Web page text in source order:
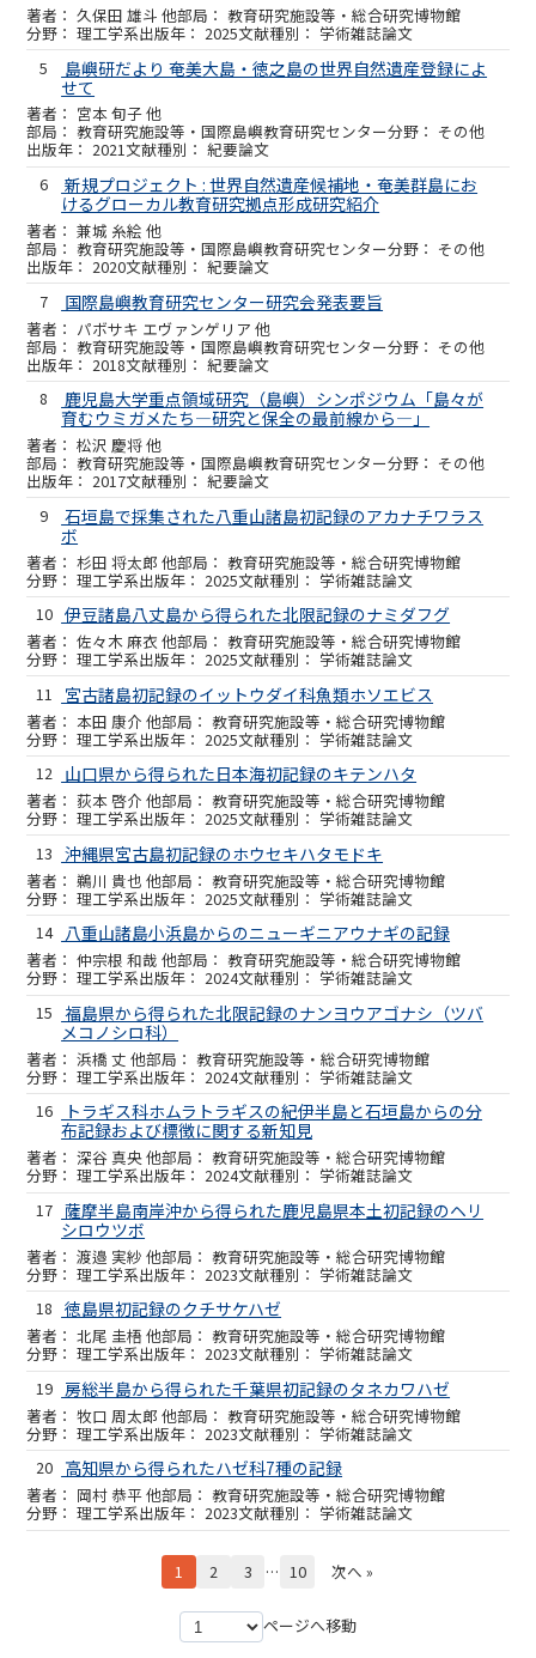
久保田 雄斗 他 教育研究施設等・総合研究博物館
理工学系 2025
学術雑誌論文
5
島嶼研だより 奄美大島・徳之島の世界自然遺産登録によ
せて
宮本 旬子 他
教育研究施設等・国際島嶼教育研究センター その他
2021
紀要論文
6
新規プロジェクト : 世界自然遺産候補地・奄美群島にお
けるグローカル教育研究拠点形成研究紹介
兼城 糸絵 他
教育研究施設等・国際島嶼教育研究センター その他
2020
紀要論文
7
国際島嶼教育研究センター研究会発表要旨
パボサキ エヴァンゲリア 他
教育研究施設等・国際島嶼教育研究センター その他
2018
紀要論文
8
鹿児島大学重点領域研究（島嶼）シンポジウム「島々が
育むウミガメたち―研究と保全の最前線から―」
松沢 慶将 他
教育研究施設等・国際島嶼教育研究センター その他
2017
紀要論文
9
石垣島で採集された八重山諸島初記録のアカナチワラス
ボ
杉田 将太郎 他 教育研究施設等・総合研究博物館
理工学系 2025
学術雑誌論文
10 伊豆諸島八丈島から得られた北限記録のナミダフグ
佐々木 麻衣 他 教育研究施設等・総合研究博物館
理工学系 2025
学術雑誌論文
11
宮古諸島初記録のイットウダイ科魚類ホソエビス
本田 康介 他 教育研究施設等・総合研究博物館
理工学系 2025
学術雑誌論文
12 山口県から得られた日本海初記録のキテンハタ
荻本 啓介 他 教育研究施設等・総合研究博物館
理工学系 2025
学術雑誌論文
13 沖縄県宮古島初記録のホウセキハタモドキ
鵜川 貴也 他 教育研究施設等・総合研究博物館
理工学系 2025
学術雑誌論文
14 八重山諸島小浜島からのニューギニアウナギの記録
仲宗根 和哉 他 教育研究施設等・総合研究博物館
理工学系 2024
学術雑誌論文
15 福島県から得られた北限記録のナンヨウアゴナシ（ツバ
メコノシロ科）
浜橋 丈 他 教育研究施設等・総合研究博物館
理工学系 2024
学術雑誌論文
16
トラギス科ホムラトラギスの紀伊半島と石垣島からの分
布記録および標徴に関する新知見
深谷 真央 他 教育研究施設等・総合研究博物館
理工学系 2024
学術雑誌論文
17 薩摩半島南岸沖から得られた鹿児島県本土初記録のヘリ
シロウツボ
渡邉 実紗 他 教育研究施設等・総合研究博物館
理工学系 2023
学術雑誌論文
18 徳島県初記録のクチサケハゼ
北尾 圭梧 他 教育研究施設等・総合研究博物館
理工学系 2023
学術雑誌論文
19 房総半島から得られた千葉県初記録のタネカワハゼ
牧口 周太郎 他 教育研究施設等・総合研究博物館
理工学系 2023
学術雑誌論文
20 高知県から得られたハゼ科7種の記録
岡村 恭平 他 教育研究施設等・総合研究博物館
理工学系 2023 学術雑誌論文
1 2 3 … 10 次へ »
ページへ移動